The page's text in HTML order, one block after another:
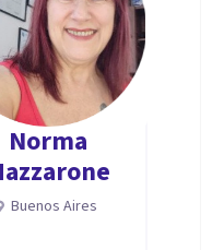
Norma
Buenos Aires